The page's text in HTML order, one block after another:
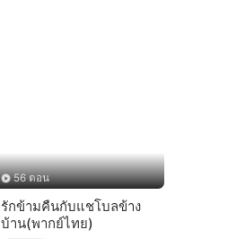
56 ตอน
รักข้ามคืนกับแชโบลข้าง
บ้าน(พากย์ไทย)